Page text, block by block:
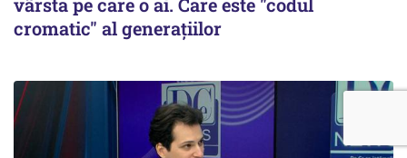
cromatic" al generațiilor